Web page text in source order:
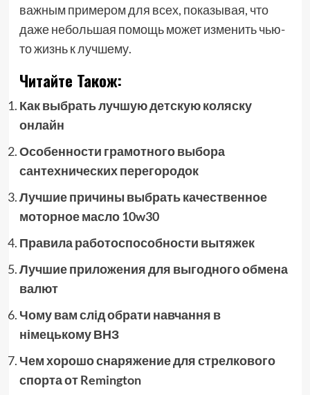
важным примером для всех, показывая, что
даже небольшая помощь может изменить чью-
то жизнь к лучшему.
Читайте Також:
Как выбрать лучшую детскую коляску
онлайн
Особенности грамотного выбора
сантехнических перегородок
Лучшие причины выбрать качественное
моторное масло 10w30
Правила работоспособности вытяжек
Лучшие приложения для выгодного обмена
валют
Чому вам слід обрати навчання в
німецькому ВНЗ
Чем хорошо снаряжение для стрелкового
спорта от Remington